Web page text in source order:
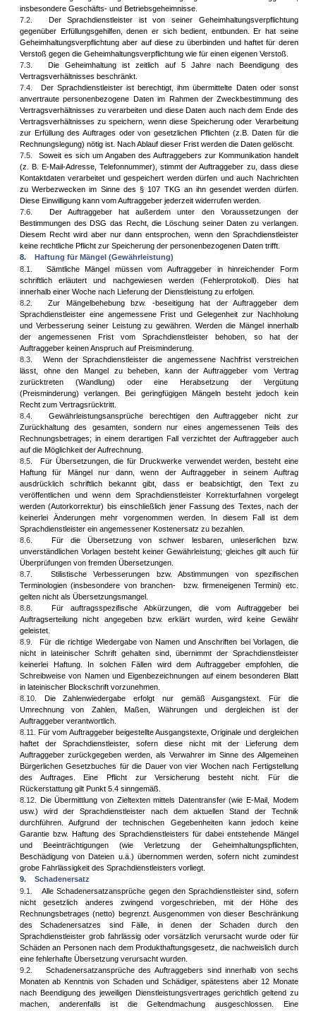
insbesondere Geschäfts- und Betriebsgeheimnisse.
7.2.
Der Sprachdienstleister ist von seiner Geheimhaltungsverpflichtung
gegenüber Erfüllungsgehilfen, denen er sich bedient, entbunden. Er hat seine
Geheimhaltungsverpflichtung aber auf diese zu überbinden und haftet für deren
Verstoß gegen die Geheimhaltungsverpflichtung wie für einen eigenen Verstoß.
7.3.
Die Geheimhaltung ist zeitlich auf 5 Jahre nach Beendigung des
Vertragsverhältnisses beschränkt.
7.4.
Der Sprachdienstleister ist berechtigt, ihm übermittelte Daten oder sonst
anvertraute personenbezogene Daten im Rahmen der Zweckbestimmung des
Vertragsverhältnisses zu verarbeiten und diese Daten auch nach dem Ende des
Vertragsverhältnisses zu speichern, wenn diese Speicherung oder Verarbeitung
zur Erfüllung des Auftrages oder von gesetzlichen Pflichten (z.B. Daten für die
Rechnungslegung) nötig ist. Nach Ablauf dieser Frist werden die Daten gelöscht.
7.5.
Soweit es sich um Angaben des Auftraggebers zur Kommunikation handelt
(z. B. E-Mail-Adresse, Telefonnummer), stimmt der Auftraggeber zu, dass diese
Kontaktdaten verarbeitet und gespeichert werden dürfen und auch Nachrichten
zu Werbezwecken im Sinne des § 107 TKG an ihn gesendet werden dürfen.
Diese Einwilligung kann vom Auftraggeber jederzeit widerrufen werden.
7.6.
Der Auftraggeber hat außerdem unter den Voraussetzungen der
Bestimmungen des DSG das Recht, die Löschung seiner Daten zu verlangen.
Diesem Recht wird aber nur dann entsprochen, wenn den Sprachdienstleister
keine rechtliche Pflicht zur Speicherung der personenbezogenen Daten trifft.
8.
Haftung für Mängel (Gewährleistung)
8.1.
Sämtliche Mängel müssen vom Auftraggeber in hinreichender Form
schriftlich erläutert und nachgewiesen werden (Fehlerprotokoll). Dies hat
innerhalb einer Woche nach Lieferung der Dienstleistung zu erfolgen.
8.2.
Zur Mängelbehebung bzw. -beseitigung hat der Auftraggeber dem
Sprachdienstleister eine angemessene Frist und Gelegenheit zur Nachholung
und Verbesserung seiner Leistung zu gewähren. Werden die Mängel innerhalb
der angemessenen Frist vom Sprachdienstleister behoben, so hat der
Auftraggeber keinen Anspruch auf Preisminderung.
8.3.
Wenn der Sprachdienstleister die angemessene Nachfrist verstreichen
lässt, ohne den Mangel zu beheben, kann der Auftraggeber vom Vertrag
zurücktreten (Wandlung) oder eine Herabsetzung der Vergütung
(Preisminderung) verlangen. Bei geringfügigen Mängeln besteht jedoch kein
Recht zum Vertragsrücktritt.
8.4.
Gewährleistungsansprüche berechtigen den Auftraggeber nicht zur
Zurückhaltung des gesamten, sondern nur eines angemessenen Teils des
Rechnungsbetrages; in einem derartigen Fall verzichtet der Auftraggeber auch
auf die Möglichkeit der Aufrechnung.
8.5.
Für Übersetzungen, die für Druckwerke verwendet werden, besteht eine
Haftung für Mängel nur dann, wenn der Auftraggeber in seinem Auftrag
ausdrücklich schriftlich bekannt gibt, dass er beabsichtigt, den Text zu
veröffentlichen und wenn dem Sprachdienstleister Korrekturfahnen vorgelegt
werden (Autorkorrektur) bis einschließlich jener Fassung des Textes, nach der
keinerlei Änderungen mehr vorgenommen werden. In diesem Fall ist dem
Sprachdienstleister ein angemessener Kostenersatz zu bezahlen.
8.6.
Für die Übersetzung von schwer lesbaren, unleserlichen bzw.
unverständlichen Vorlagen besteht keiner Gewährleistung; gleiches gilt auch für
Überprüfungen von fremden Übersetzungen
8.7.
Stilistische Verbesserungen bzw. Abstimmungen von spezifischen
Terminologien (insbesondere von branchen- bzw. firmeneigenen Termini) etc.
gelten nicht als Übersetzungsmangel.
8.8.
Für auftragsspezifische Abkürzungen, die vom Auftraggeber bei
Auftragserteilung nicht angegeben bzw. erklärt wurden, wird keine Gewähr
geleistet.
8.9.
Für die richtige Wiedergabe von Namen und Anschriften bei Vorlagen, die
nicht in lateinischer Schrift gehalten sind, übernimmt der Sprachdienstleister
keinerlei Haftung. In solchen Fällen wird dem Auftraggeber empfohlen, die
Schreibweise von Namen und Eigenbezeichnungen auf einem besonderen Blatt
in lateinischer Blockschrift vorzunehmen.
8.10. Die Zahlenwiedergabe erfolgt nur gemäß Ausgangstext. Für die
Umrechnung von Zahlen, Maßen, Währungen und dergleichen ist der
Auftraggeber verantwortlich.
8.11.Für vom Auftraggeber beigestellte Ausgangstexte, Originale und dergleichen
haftet der Sprachdienstleister, sofern diese nicht mit der Lieferung dem
Auftraggeber zurückgegeben werden, als Verwahrer im Sinne des Allgemeinen
Bürgerlichen Gesetzbuches für die Dauer von vier Wochen nach Fertigstellung
des Auftrages. Eine Pflicht zur Versicherung besteht nicht. Für die
Rückerstattung gilt Punkt 5.4 sinngemäß.
8.12. Die Übermittlung von Zieltexten mittels Datentransfer (wie E-Mail, Modem
usw.) wird der Sprachdienstleister nach dem aktuellen Stand der Technik
durchführen. Aufgrund der technischen Gegebenheiten kann jedoch keine
Garantie bzw. Haftung des Sprachdienstleisters für dabei entstehende Mängel
und Beeinträchtigungen (wie Verletzung der Geheimhaltungspflichten,
Beschädigung von Dateien u.ä.) übernommen werden, sofern nicht zumindest
grobe Fahrlässigkeit des Sprachdienstleisters vorliegt.
9.
Schadenersatz
9.1.
Alle Schadenersatzansprüche gegen den Sprachdienstleister sind, sofern
nicht gesetzlich anderes zwingend vorgeschrieben, mit der Höhe des
Rechnungsbetrages (netto) begrenzt. Ausgenommen von dieser Beschränkung
des Schadenersatzes sind Fälle, in denen der Schaden durch den
Sprachdienstleister grob fahrlässig oder vorsätzlich verursacht wurde oder für
Schäden an Personen nach dem Produkthaftungsgesetz, die nachweislich durch
eine fehlerhafte Übersetzung verursacht wurden.
9.2.
Schadenersatzansprüche des Auftraggebers sind innerhalb von sechs
Monaten ab Kenntnis von Schaden und Schädiger, spätestens aber 12 Monate
nach Beendigung des jeweiligen Dienstleistungsvertrages gerichtlich geltend zu
machen, anderenfalls ist die Geltendmachung ausgeschlossen. Eine